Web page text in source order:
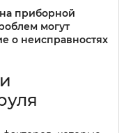
приборной
могут
о неисправностях